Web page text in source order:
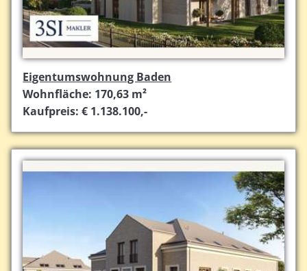
Eigentumswohnung Baden
Wohnfläche: 170,63 m²
Kaufpreis: € 1.138.100,-